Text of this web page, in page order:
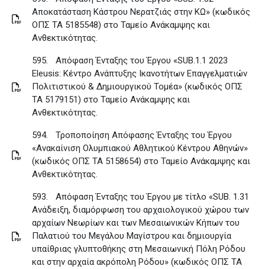
Αποκατάσταση Κάστρου Νερατζιάς στην ΚΩ» (κωδικός
ΟΠΣ ΤΑ 5185548) στο Ταμείο Ανάκαμψης και
Ανθεκτικότητας.
595.
Απόφαση Ένταξης του Έργου «SUB.1.1 2023
Eleusis: Κέντρο Ανάπτυξης Ικανοτήτων Επαγγελματιών
Πολιτιστικού & Δημιουργικού Τομέα» (κωδικός ΟΠΣ
ΤΑ 5179151) στο Ταμείο Ανάκαμψης και
Ανθεκτικότητας.
594.
Τροποποίηση Απόφασης Ένταξης του Έργου
«Ανακαίνιση Ολυμπιακού Αθλητικού Κέντρου Αθηνών»
(κωδικός ΟΠΣ ΤΑ 5158654) στο Ταμείο Ανάκαμψης και
Ανθεκτικότητας.
593.
Απόφαση Ένταξης του Έργου με τίτλο «SUB. 1.31
Ανάδειξη, διαμόρφωση του αρχαιολογικού χώρου των
αρχαίων Νεωρίων και των Μεσαιωνικών Κήπων του
Παλατιού του Μεγάλου Μαγίστρου και δημιουργία
υπαίθριας γλυπτοθήκης στη Μεσαιωνική Πόλη Ρόδου
και στην αρχαία ακρόπολη Ρόδου» (κωδικός ΟΠΣ ΤΑ